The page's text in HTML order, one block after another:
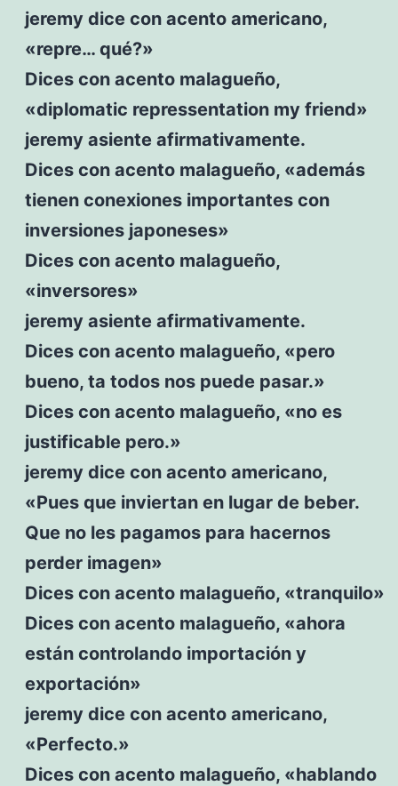
jeremy dice con acento americano,
«repre… qué?»
Dices con acento malagueño,
«diplomatic repressentation my friend»
jeremy asiente afirmativamente.
Dices con acento malagueño, «además
tienen conexiones importantes con
inversiones japoneses»
Dices con acento malagueño,
«inversores»
jeremy asiente afirmativamente.
Dices con acento malagueño, «pero
bueno, ta todos nos puede pasar.»
Dices con acento malagueño, «no es
justificable pero.»
jeremy dice con acento americano,
«Pues que inviertan en lugar de beber.
Que no les pagamos para hacernos
perder imagen»
Dices con acento malagueño, «tranquilo»
Dices con acento malagueño, «ahora
están controlando importación y
exportación»
jeremy dice con acento americano,
«Perfecto.»
Dices con acento malagueño, «hablando